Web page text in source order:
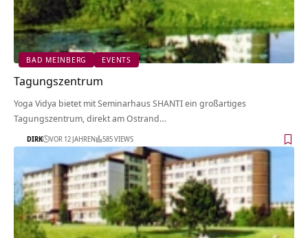
BAD MEINBERG EVENTS
Tagungszentrum
Yoga Vidya bietet mit Seminarhaus SHANTI ein großartiges
Tagungszentrum, direkt am Ostrand…
DIRK VOR 12 JAHREN 585 VIEWS